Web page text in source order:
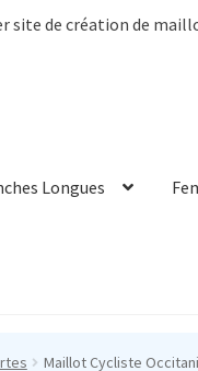
site de création de
Longues
Maillot Cycliste